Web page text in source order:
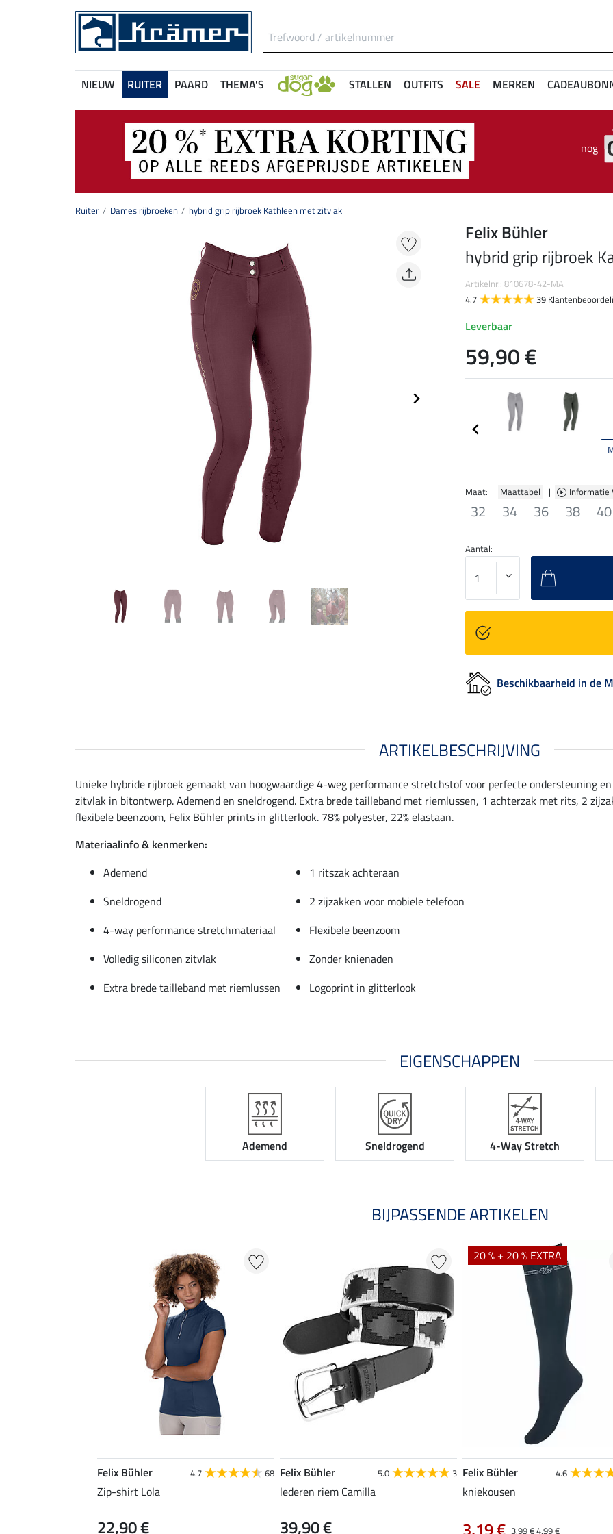
NIEUW RUITER PAARD THEMA'S STALLEN OUTFITS SALE MERKEN
nog
Ruiter Dames rijbroeken hybrid grip rijbroek Kathleen met zitvlak
Maat: | Maattabel | Informatie
32 34 36 38 40
Felix Bühler
hybrid grip rijbroek
Artikelnr.: 810678-42-MA
4.7
39
Leverbaar
59,90 €
Aantal:
Beschikbaarheid in de
ARTIKELBESCHRIJVING
Unieke hybride rijbroek gemaakt van hoogwaardige 4-weg performance stretchstof voor perfecte ondersteuning
zitvlak in bitontwerp. Ademend en sneldrogend. Extra brede tailleband met riemlussen, 1 achterzak met rits, 2
flexibele beenzoom, Felix Bühler prints in glitterlook. 78% polyester, 22% elastaan.
Materiaalinfo & kenmerken:
Ademend
1 ritszak achteraan
Sneldrogend
2 zijzakken voor mobiele telefoon
4-way performance stretchmateriaal
Flexibele beenzoom
Volledig siliconen zitvlak
Zonder knienaden
Extra brede tailleband met riemlussen
Logoprint in glitterlook
EIGENSCHAPPEN
Ademend Sneldrogend 4-Way Stretch
BIJPASSENDE ARTIKELEN
Felix Bühler 4.7 68
Zip-shirt Lola
22,90 €
Felix Bühler 5.0 3
lederen riem Camilla
39,90 €
20 % + 20 % EXTRA
Felix Bühler 4.6
kniekousen
3,99 €4,99 €
3,19 €